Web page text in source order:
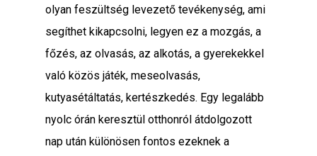
olyan feszültség levezető tevékenység, ami
segíthet kikapcsolni, legyen ez a mozgás, a
főzés, az olvasás, az alkotás, a gyerekekkel
való közös játék, meseolvasás,
kutyasétáltatás, kertészkedés. Egy legalább
nyolc órán keresztül otthonról átdolgozott
nap után különösen fontos ezeknek a